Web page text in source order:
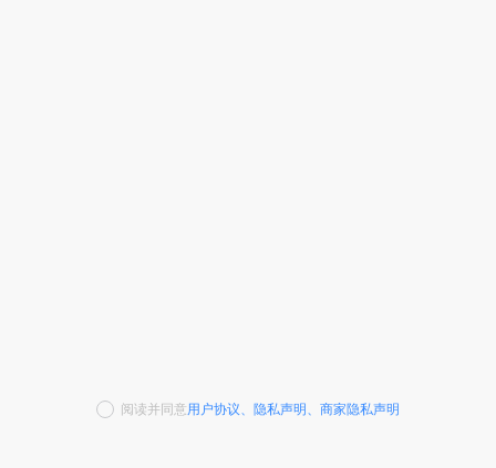
阅读并同意用户协议、 隐私声明、 商家隐私声明